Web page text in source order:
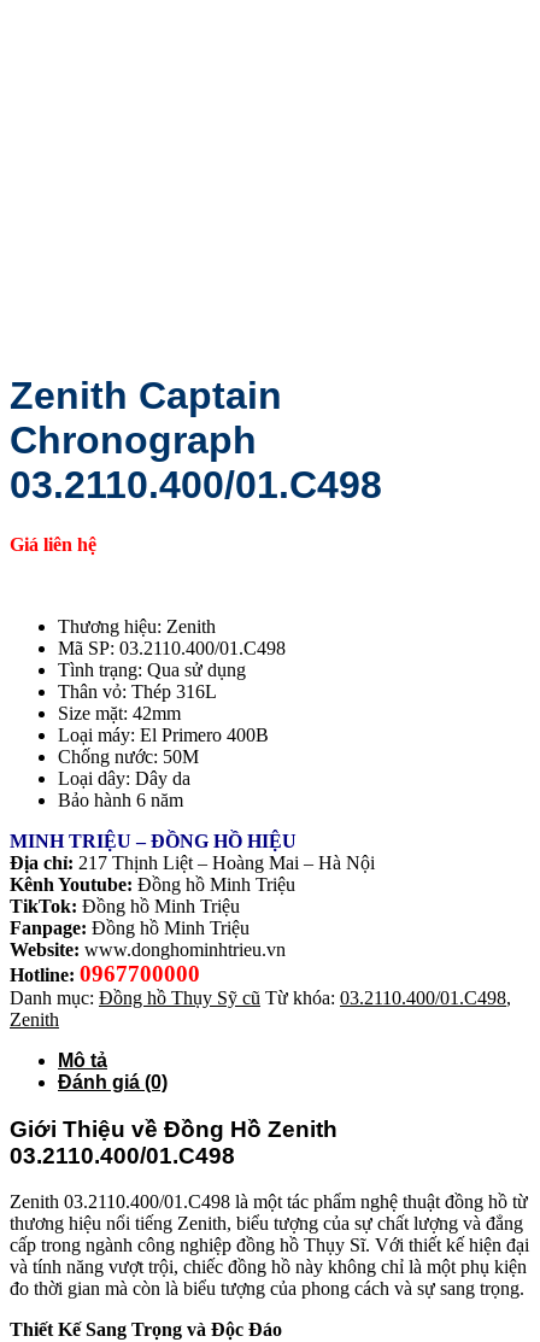
Zenith Captain
Chronograph
03.2110.400/01.C498
Giá liên hệ
Thương hiệu: Zenith
Mã SP: 03.2110.400/01.C498
Tình trạng: Qua sử dụng
Thân vỏ: Thép 316L
Size mặt: 42mm
Loại máy: El Primero 400B
Chống nước: 50M
Loại dây: Dây da
Bảo hành 6 năm
MINH TRIỆU – ĐỒNG HỒ HIỆU
Địa chỉ: 217 Thịnh Liệt – Hoàng Mai – Hà Nội
Kênh Youtube: Đồng hồ Minh Triệu
TikTok: Đồng hồ Minh Triệu
Fanpage: Đồng hồ Minh Triệu
Website: www.donghominhtrieu.vn
Hotline: 0967700000
Danh mục: Đồng hồ Thụy Sỹ cũ Từ khóa: 03.2110.400/01.C498,
Zenith
Mô tả
Đánh giá (0)
Giới Thiệu về Đồng Hồ Zenith
03.2110.400/01.C498
Zenith 03.2110.400/01.C498 là một tác phẩm nghệ thuật đồng hồ từ
thương hiệu nổi tiếng Zenith, biểu tượng của sự chất lượng và đẳng
cấp trong ngành công nghiệp đồng hồ Thụy Sĩ. Với thiết kế hiện đại
và tính năng vượt trội, chiếc đồng hồ này không chỉ là một phụ kiện
đo thời gian mà còn là biểu tượng của phong cách và sự sang trọng.
Thiết Kế Sang Trọng và Độc Đáo